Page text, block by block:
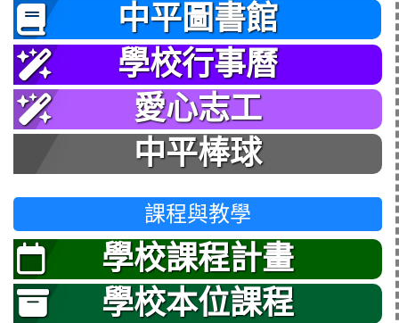
中平圖書館
學校行事曆
愛心志工
中平棒球
課程與教學
學校課程計畫
學校本位課程